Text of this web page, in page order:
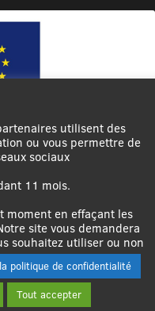
européenne avec le Fonds
à hauteur de 12 572€
Plan
site
utilisent des
ou vous permettre de
sociaux
11 mois.
moment en effaçant les
site vous demandera
souhaitez utiliser ou non
politique de confidentialité
Tout accepter